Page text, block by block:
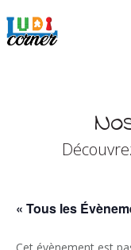
« Tous les